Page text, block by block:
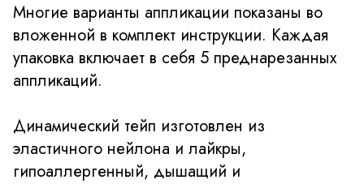
Многие варианты аппликации показаны во
вложенной в комплект инструкции. Каждая
упаковка включает в себя 5 преднарезанных
аппликаций.
Динамический тейп изготовлен из
эластичного нейлона и лайкры,
гипоаллергенный, дышащий и